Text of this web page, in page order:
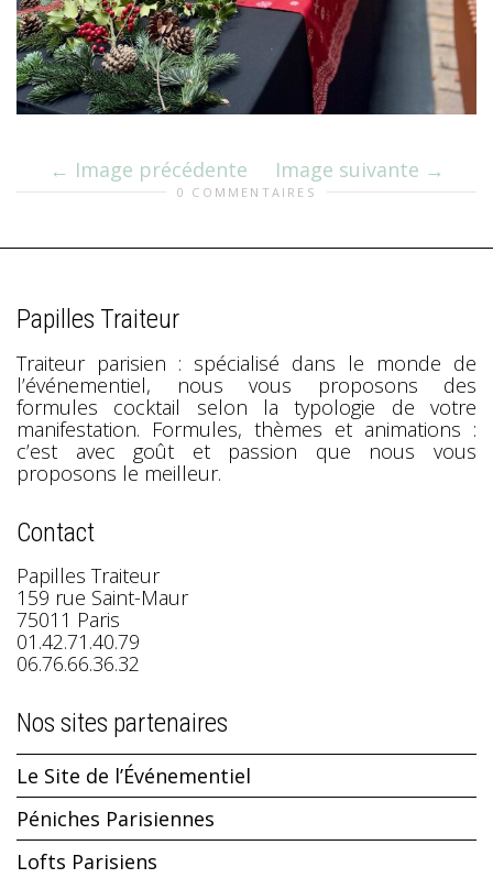
Image précédente Image suivante
0 COMMENTAIRES
Papilles Traiteur
Traiteur parisien : spécialisé dans le monde de
l’événementiel, nous vous proposons des
formules cocktail selon la typologie de votre
manifestation. Formules, thèmes et animations :
c’est avec goût et passion que nous vous
proposons le meilleur.
Contact
Papilles Traiteur
159 rue Saint-Maur
75011 Paris
01.42.71.40.79
06.76.66.36.32
Nos sites partenaires
Le Site de l’Événementiel
Péniches Parisiennes
Lofts Parisiens